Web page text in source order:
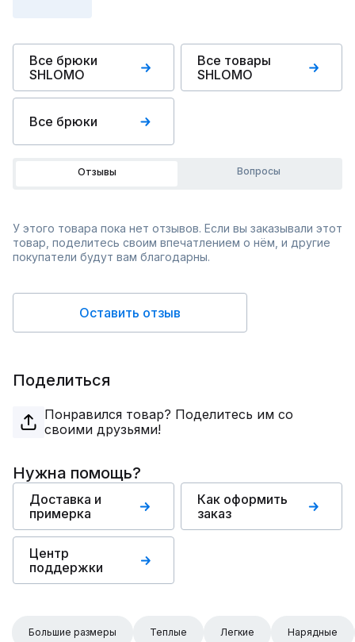
Все брюки
SHLOMO
Все товары
SHLOMO
Все брюки
Отзывы Вопросы
У этого товара пока нет отзывов. Если вы заказывали этот
товар, поделитесь своим впечатлением о нём, и другие
покупатели будут вам благодарны.
Оставить отзыв
Поделиться
Понравился товар? Поделитесь им со
своими друзьями!
Нужна помощь?
Доставка и
примерка
Как оформить
заказ
Центр
поддержки
Большие размеры Теплые Легкие Нарядные